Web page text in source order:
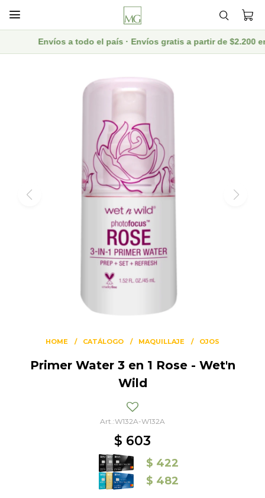

Envíos a todo el país · Envíos gratis a partir de $2.200
HOME CATÁLOGO MAQUILLAJE OJOS
Primer Water 3 en 1 Rose - Wet'n
Wild
W132A-W132A
$ 603
$ 422
$ 482